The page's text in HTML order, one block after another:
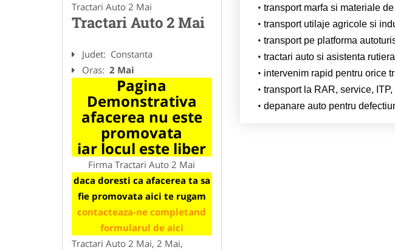
Tractari Auto 2 Mai
Tractari Auto 2 Mai
Judet: Constanta
Oras: 2 Mai
Pagina
Demonstrativa
afacerea nu este
promovata
iar locul este liber
Firma Tractari Auto 2 Mai
daca doresti ca afacerea ta sa
fie promovata aici te rugam
contacteaza-ne completand
formularul de aici
Tractari Auto 2 Mai, 2 Mai,
transport marfa si materiale
transport utilaje agricole si
transport pe platforma
tractari auto si asistenta
intervenim rapid pentru orice
transport la RAR, service,
depanare auto pentru